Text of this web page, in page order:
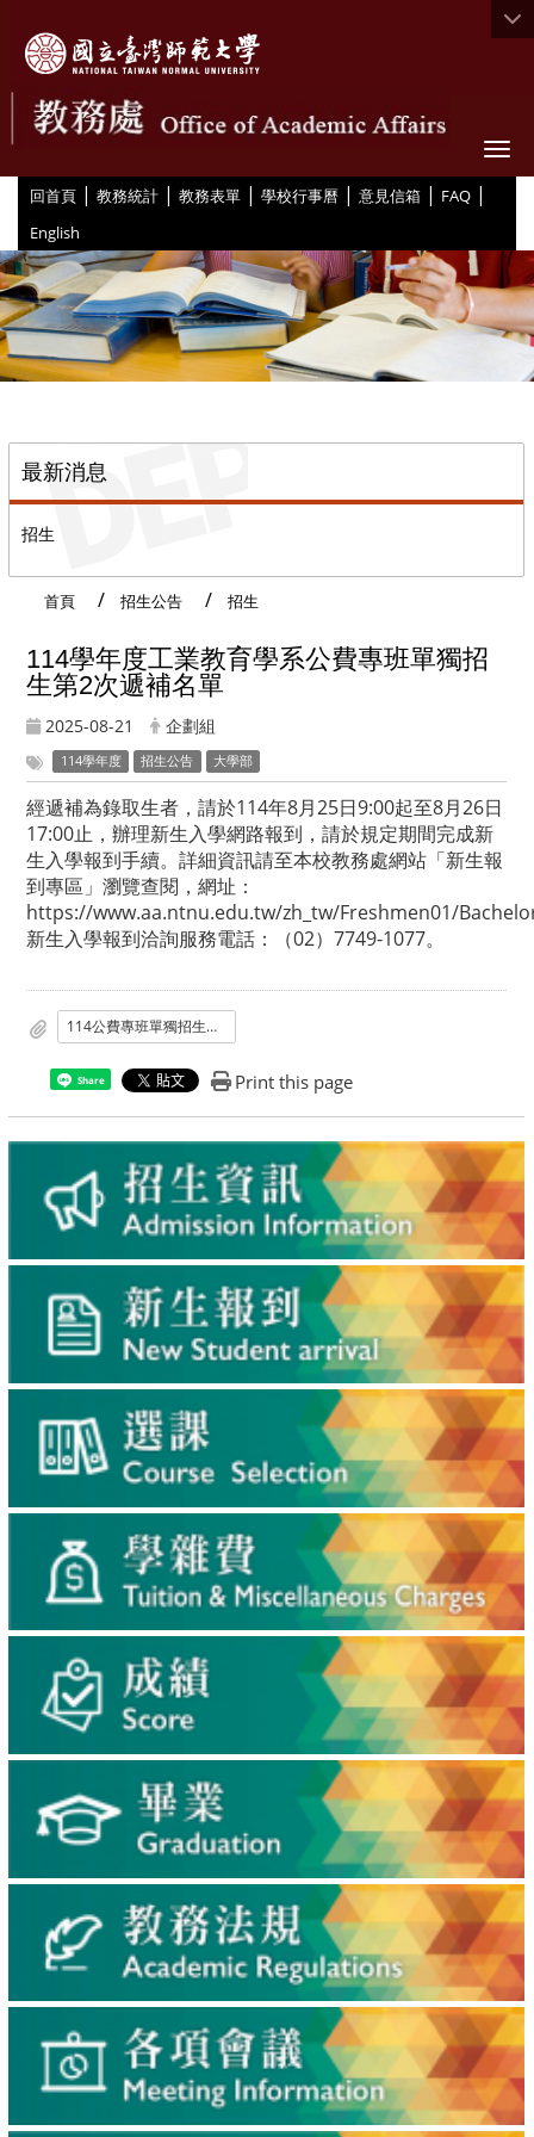
回首頁 | 教務統計 | 教務表單 | 學校行事曆 | 意見信箱 | FAQ |
English
最新消息
招生
首頁 招生公告 招生
114學年度工業教育學系公費專班單獨招
生第2次遞補名單
2025-08-21 企劃組
114學年度 招生公告 大學部
經遞補為錄取生者，請於114年8月25日9:00起至8月26日
17:00止，辦理新生入學網路報到，請於規定期間完成新
生入學報到手續。詳細資訊請至本校教務處網站「新生報
到專區」瀏覽查閱，網址：
https://www.aa.ntnu.edu.tw/zh_tw/Freshmen01/
新生入學報到洽詢服務電話：（02）7749-1077。
114公費專班單獨招生遞補名單_第2次.pdf
Share Print this page